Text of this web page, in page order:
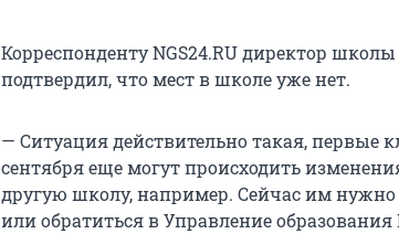
Корреспонденту NGS24.RU директор
подтвердил, что мест в школе уже нет.
— Ситуация действительно такая, первые
сентября еще могут происходить
другую школу, например. Сейчас им нужно
или обратиться в Управление